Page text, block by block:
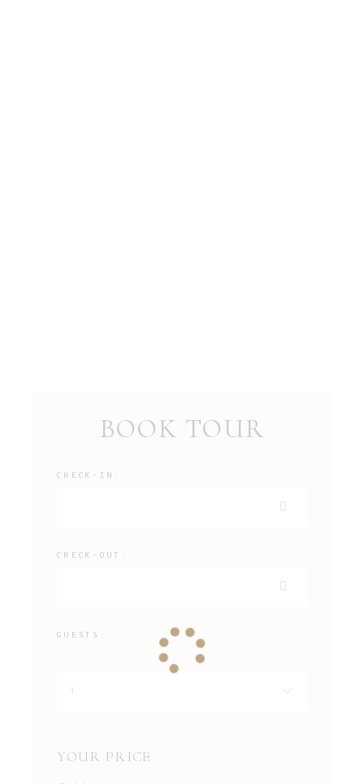
BOOK TOUR
CHECK-IN:
CHECK-OUT:
GUESTS:
YOUR PRICE